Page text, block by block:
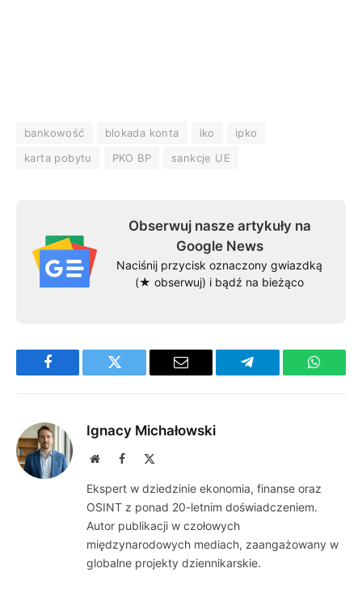
bankowość blokada konta iko
ipko
karta pobytu
PKO BP sankcje UE
Obserwuj nasze artykuły na
Google News
Naciśnij przycisk oznaczony gwiazdką
(★ obserwuj) i bądź na bieżąco
Facebook Twitter Email Telegram
Ignacy Michałowski
WebsiteFacebook
Ekspert w dziedzinie ekonomia, finanse oraz
OSINT z ponad 20-letnim doświadczeniem.
Autor publikacji w czołowych
międzynarodowych mediach, zaangażowany w
globalne projekty dziennikarskie.